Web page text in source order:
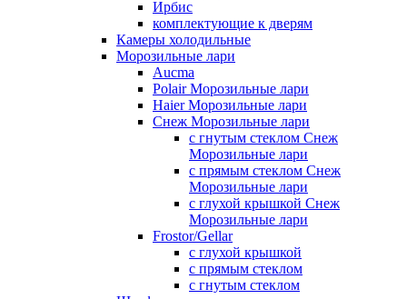
Ирбис
комплектующие к дверям
Камеры холодильные
Морозильные лари
Aucma
Polair Морозильные лари
Haier Морозильные лари
Снеж Морозильные лари
с гнутым стеклом Снеж
Морозильные лари
с прямым стеклом Снеж
Морозильные лари
с глухой крышкой Снеж
Морозильные лари
Frostor/Gellar
с глухой крышкой
с прямым стеклом
с гнутым стеклом